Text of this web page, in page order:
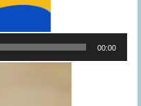
00:00